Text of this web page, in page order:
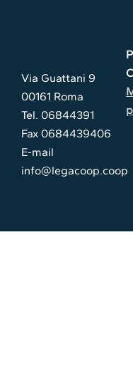
Via Guattani 9
00161 Roma
Tel. 06844391
Fax 0684439406
E-mail
info@legacoop.coop